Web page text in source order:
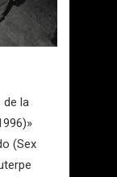
de la
(Sex